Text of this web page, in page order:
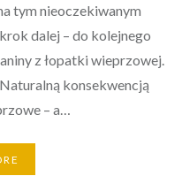
tym nieoczekiwanym
dalej – do kolejnego
z łopatki wieprzowej.
konsekwencją
– a…